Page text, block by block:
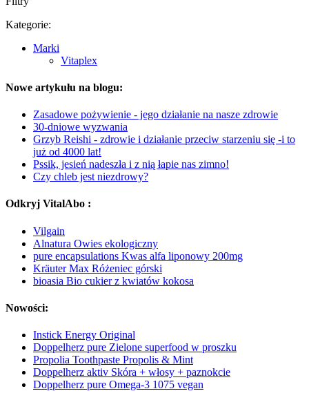
Kategorie:
Marki
Vitaplex
Nowe artykułu na blogu:
Zasadowe pożywienie - jego działanie na nasze zdrowie
30-dniowe wyzwania
Grzyb Reishi - zdrowie i działanie przeciw starzeniu się -i to
już od 4000 lat!
Pssik, jesień nadeszła i z nią łapie nas zimno!
Czy chleb jest niezdrowy?
Odkryj VitalAbo :
Vilgain
Alnatura Owies ekologiczny
pure encapsulations Kwas alfa liponowy 200mg
Kräuter Max Różeniec górski
bioasia Bio cukier z kwiatów kokosa
Nowości:
Instick Energy Original
Doppelherz pure Zielone superfood w proszku
Propolia Toothpaste Propolis & Mint
Doppelherz aktiv Skóra + włosy + paznokcie
Doppelherz pure Omega-3 1075 vegan